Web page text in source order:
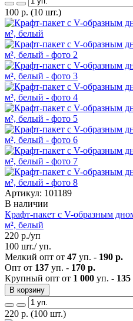
100 р. (10 шт.)
Артикул: 101189
В наличии
Крафт-пакет с V-образным
м², белый
220 р./уп
100 шт./ уп.
Мелкий опт от 47 уп. - 190 р.
Опт от 137 уп. - 170 р.
Крупный опт от 1 000 уп. - 135
В корзину
220 р. (100 шт.)